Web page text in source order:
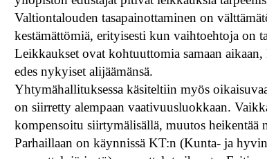
Valtiontalouden tasapainottaminen on
kestämättömiä, erityisesti kun vaihtoehtoja
Leikkaukset ovat kohtuuttomia samaan
edes nykyiset alijäämänsä.
Yhtymähallituksessa käsiteltiin myös
on siirretty alempaan vaativuusluokkaan.
kompensoitu siirtymälisällä, muutos heikentää
Parhaillaan on käynnissä KT:n (Kunta- ja